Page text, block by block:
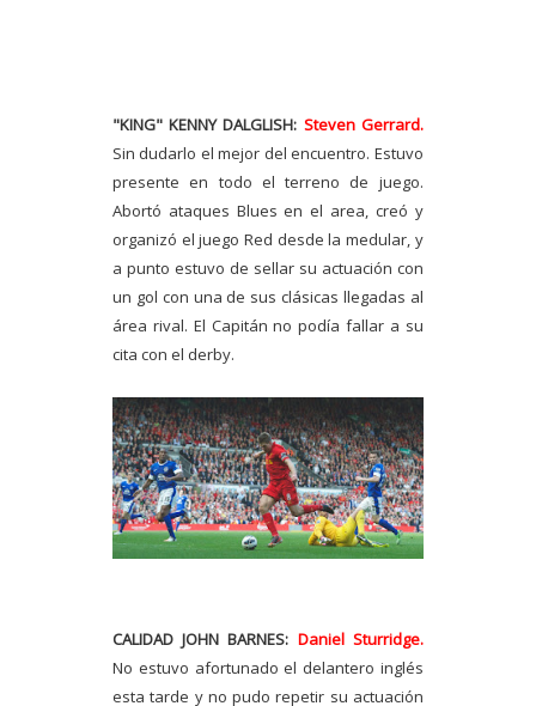
"KING" KENNY DALGLISH: Steven Gerrard.
Sin dudarlo el mejor del encuentro. Estuvo
presente en todo el terreno de juego.
Abortó ataques Blues en el area, creó y
organizó el juego Red desde la medular, y
a punto estuvo de sellar su actuación con
un gol con una de sus clásicas llegadas al
área rival. El Capitán no podía fallar a su
cita con el derby.
CALIDAD JOHN BARNES: Daniel Sturridge.
No estuvo afortunado el delantero inglés
esta tarde y no pudo repetir su actuación